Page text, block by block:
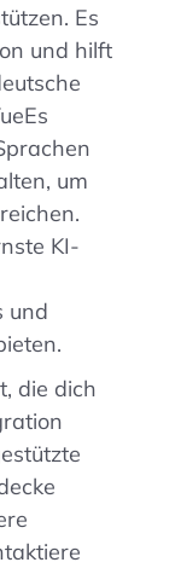
Es
und hilft
um
KI-
und
die dich